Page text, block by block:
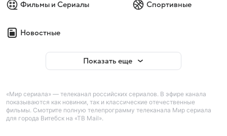
Фильмы и Сериалы Спортивные
Новостные
Показать еще
«Мир сериала» — телеканал российских сериалов. В эфире канала
показываются как новинки, так и классические отечественные
фильмы. Смотрите полную телепрограмму телеканала Мир сериала
для города Витебск на «ТВ Mail».